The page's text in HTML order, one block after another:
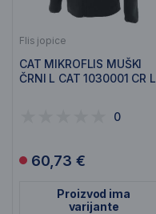
Flis jopice
CAT MIKROFLIS MUŠKI
ČRNI L CAT 1030001 CR L
0
60,73 €
Proizvod ima
varijante